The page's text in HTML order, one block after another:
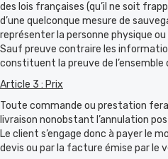
des lois françaises (qu’il ne soit
d’une quelconque mesure de
représenter la personne physique ou
Sauf preuve contraire les
constituent la preuve de
Article 3 : Prix
Toute commande ou prestation
livraison nonobstant l’annulation
Le client s’engage donc à payer le
devis ou par la facture émise par le